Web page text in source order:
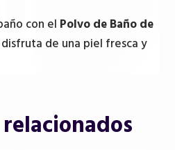
con el Polvo de Baño de
de una piel fresca y